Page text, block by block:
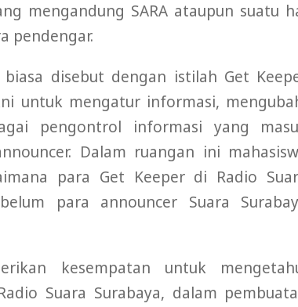
mengandung SARA ataupun suatu
pendengar.
disebut dengan istilah Get
untuk mengatur informasi,
pengontrol informasi yang
Dalam ruangan ini
para Get Keeper di Radio
para announcer Suara
kesempatan untuk
Suara Surabaya, dalam